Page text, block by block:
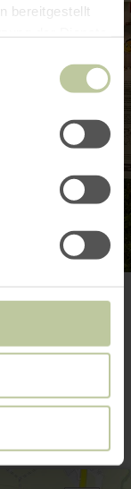
bereitgestellt